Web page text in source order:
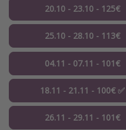
20.10 - 23.10 - 125€
25.10 - 28.10 - 113€
04.11 - 07.11 - 101€
18.11 - 21.11 - 100€ ✅
26.11 - 29.11 - 101€